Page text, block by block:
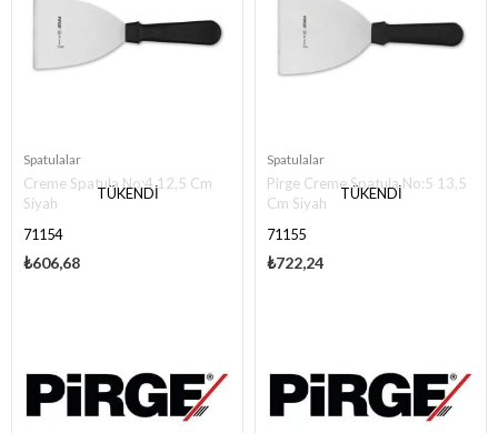
TÜKENDI
Spatulalar
Creme Spatula No:4 12,5 Cm
Siyah
71154
₺606,68
TÜKENDI
Spatulalar
Pirge Creme Spatula No:5 13,5
Cm Siyah
71155
₺722,24